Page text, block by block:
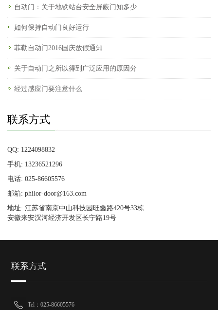
自动门：关于地铁站台安全屏蔽门知多少
如何保持自动门良好运行
菲勒自动门2016国庆放假通知
关于自动门之所以得到广泛应用的原因分
经过感应门要注意什么
联系方式
QQ: 1224098832
手机: 13236521296
电话: 025-86605576
邮箱: philor-door@163.com
地址: 江苏省南京中山科技园旺鑫路420号33栋
安徽来安汊河经济开发区长宁路19号
联系方式
Tel：025-86605576